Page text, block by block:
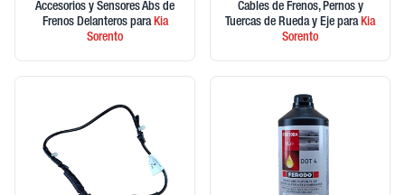
Accesorios y Sensores Abs de
Frenos Delanteros paraKia
Sorento
Cables de Frenos, Pernos y
Tuercas de Rueda y Eje paraKia
Sorento